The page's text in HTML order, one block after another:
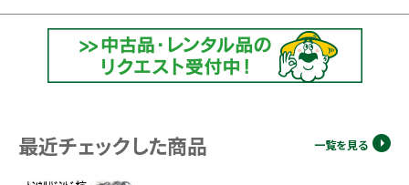
最近チェックした商品 一覧を見る